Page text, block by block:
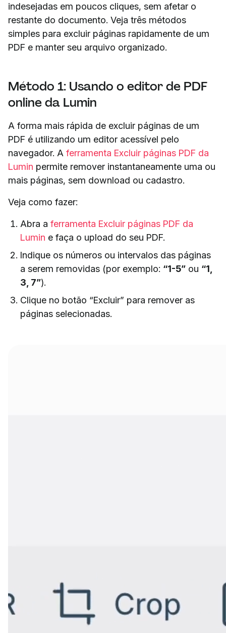
indesejadas em poucos cliques, sem afetar o
restante do documento. Veja três métodos
simples para excluir páginas rapidamente de um
PDF e manter seu arquivo organizado.
Método 1: Usando o editor de PDF
online da Lumin
A forma mais rápida de excluir páginas de um
PDF é utilizando um editor acessível pelo
navegador. A ferramenta Excluir páginas PDF da
Lumin permite remover instantaneamente uma ou
mais páginas, sem download ou cadastro.
Veja como fazer:
Abra a ferramenta Excluir páginas PDF da
Lumin e faça o upload do seu PDF.
Indique os números ou intervalos das páginas
a serem removidas (por exemplo: “1-5” ou “1,
3, 7”).
Clique no botão “Excluir” para remover as
páginas selecionadas.